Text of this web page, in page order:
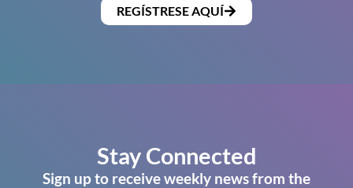
REGÍSTRESE AQUÍ
Stay Connected
Sign up to receive weekly news from the